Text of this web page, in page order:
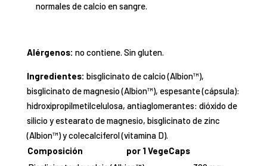
normales de calcio en sangre.
Alérgenos: no contiene. Sin gluten.
Ingredientes: bisglicinato de calcio (Albion™),
bisglicinato de magnesio (Albion™), espesante (cápsula):
hidroxipropilmetilcelulosa, antiaglomerantes: dióxido de
silicio y estearato de magnesio, bisglicinato de zinc
(Albion™) y colecalciferol (vitamina D).
Composición
por 1 VegeCaps